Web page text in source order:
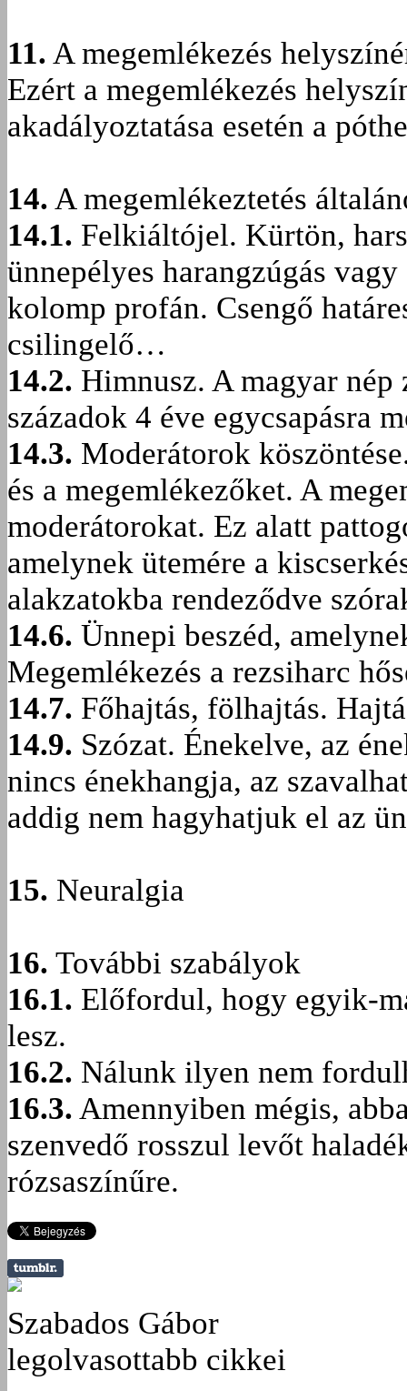
11. A megemlékezés
Ezért a megemlékezés
akadályoztatása esetén a
14. A megemlékeztetés
14.1. Felkiáltójel. Kürtön,
ünnepélyes harangzúgás
kolomp profán. Csengő
csilingelő…
14.2. Himnusz. A magyar
századok 4 éve egycsapásra
14.3. Moderátorok
és a megemlékezőket. A
moderátorokat. Ez alatt
amelynek ütemére a
alakzatokba rendeződve
14.6. Ünnepi beszéd,
Megemlékezés a rezsiharc
14.7. Főhajtás, fölhajtás.
14.9. Szózat. Énekelve, az
nincs énekhangja, az
addig nem hagyhatjuk el az
15. Neuralgia
16. További szabályok
16.1. Előfordul, hogy egyik-
lesz.
16.2. Nálunk ilyen nem
16.3. Amennyiben mégis,
szenvedő rosszul levőt
rózsaszínűre.
Szabados Gábor
legolvasottabb cikkei